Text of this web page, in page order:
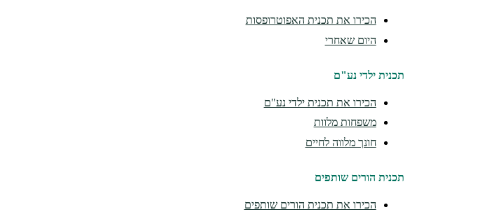
הכירו את תכנית האפוטרופסות
היום שאחרי
תכנית ילדי נע"ם
הכירו את תכנית ילדי נע"ם
משפחות מלוות
חונך מלווה לחיים
תכנית הורים שותפים
הכירו את תכנית הורים שותפים